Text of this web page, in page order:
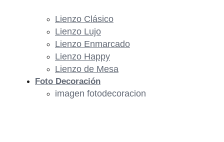
Lienzo Clásico
Lienzo Lujo
Lienzo Enmarcado
Lienzo Happy
Lienzo de Mesa
Foto Decoración
imagen fotodecoracion